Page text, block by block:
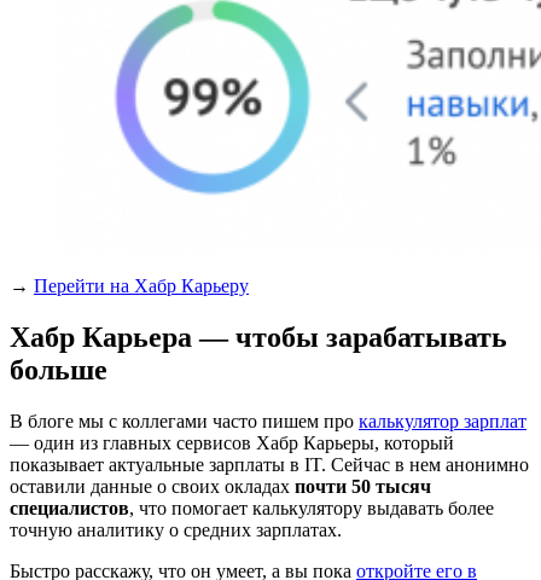
→ Перейти на Хабр Карьеру
Хабр Карьера — чтобы зарабатывать
больше
В блоге мы с коллегами часто пишем про калькулятор зарплат
— один из главных сервисов Хабр Карьеры, который
показывает актуальные зарплаты в IT. Сейчас в нем анонимно
оставили данные о своих окладах почти 50 тысяч
специалистов, что помогает калькулятору выдавать более
точную аналитику о средних зарплатах.
Быстро расскажу, что он умеет, а вы пока откройте его в